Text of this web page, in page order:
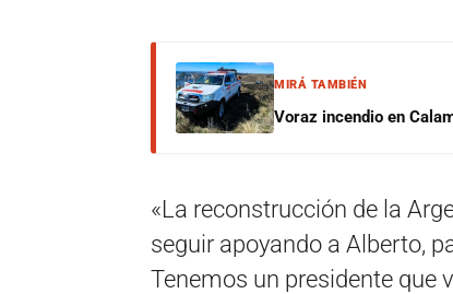
MIRÁ TAMBIÉN
Voraz incendio en
«La reconstrucción de la
seguir apoyando a Alberto,
Tenemos un presidente que